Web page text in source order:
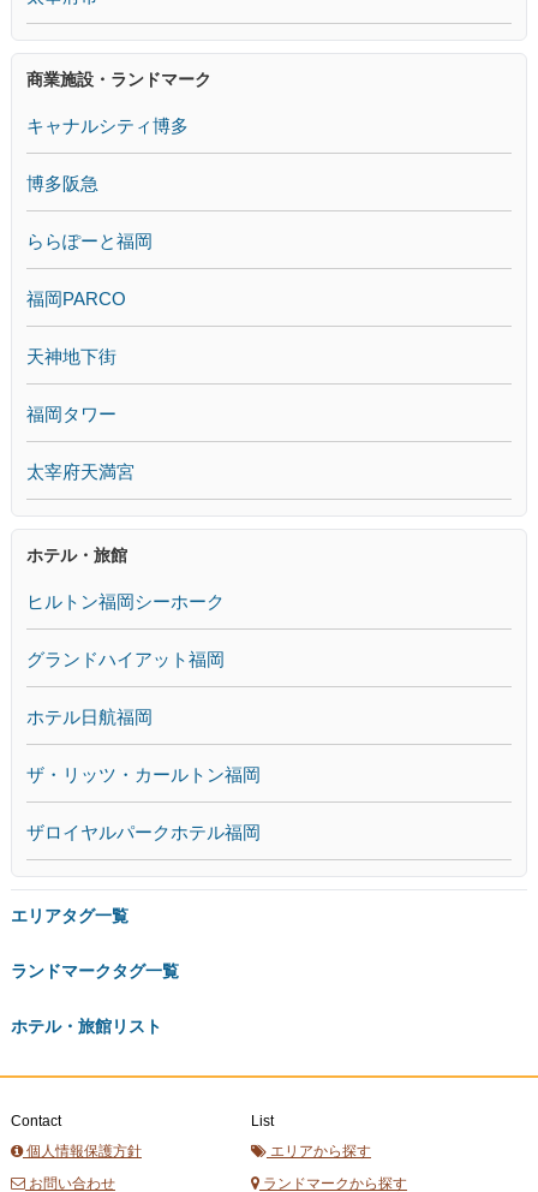
商業施設・ランドマーク
キャナルシティ博多
博多阪急
ららぽーと福岡
福岡PARCO
天神地下街
福岡タワー
太宰府天満宮
ホテル・旅館
ヒルトン福岡シーホーク
グランドハイアット福岡
ホテル日航福岡
ザ・リッツ・カールトン福岡
ザロイヤルパークホテル福岡
エリアタグ一覧
ランドマークタグ一覧
ホテル・旅館リスト
Contact
個人情報保護方針
お問い合わせ
List
エリアから探す
ランドマークから探す